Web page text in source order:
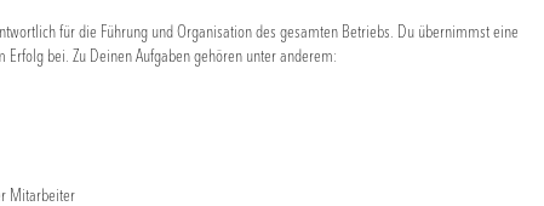
für die Führung und Organisation des gesamten Betriebs. Du übernimmst eine
bei. Zu Deinen Aufgaben gehören unter anderem:
Mitarbeiter